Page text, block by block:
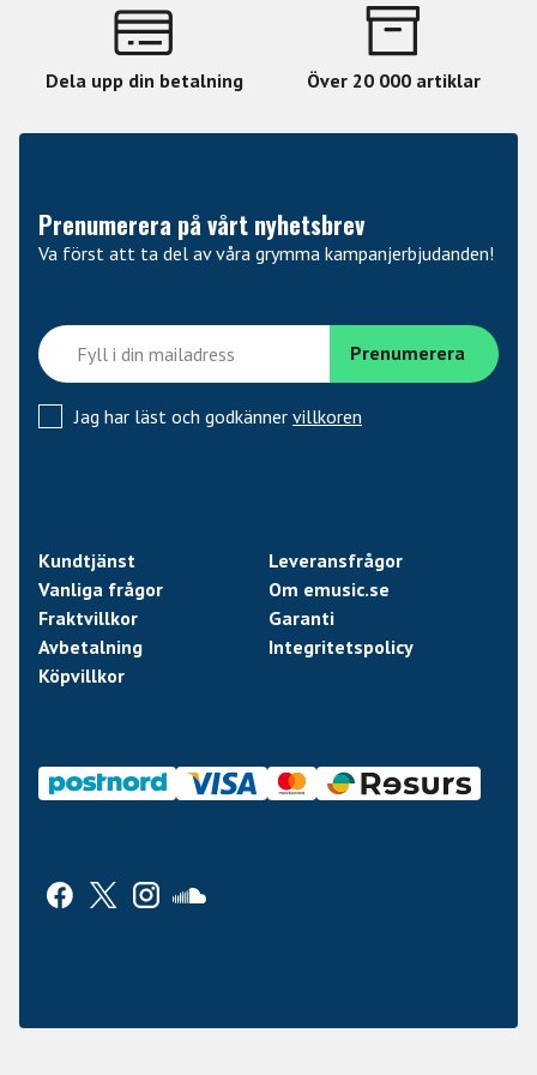
Sammanfattningsvis är QL QLY 40 tangentställning Y-
Dela upp din betalning Över 20 000 artiklar
Prenumerera på vårt nyhetsbrev
Va först att ta del av våra grymma kampanjerbjudanden!
Jag har läst och godkänner villkoren
Kundtjänst
Leveransfrågor
Vanliga frågor
Om emusic.se
Fraktvillkor
Garanti
Avbetalning
Integritetspolicy
Köpvillkor